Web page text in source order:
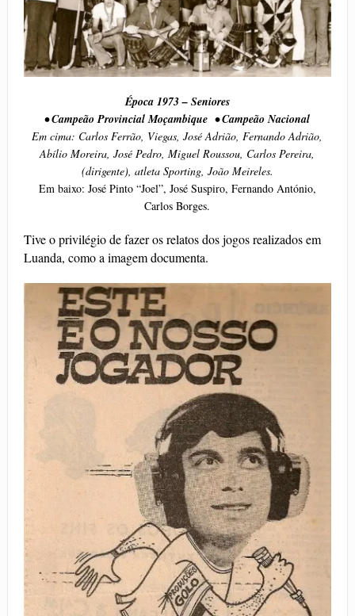
Época 1973 – Seniores
• Campeão Provincial Moçambique • Campeão Nacional
Em cima: Carlos Ferrão, Viegas, José Adrião, Fernando Adrião,
Abílio Moreira, José Pedro, Miguel Roussou, Carlos Pereira,
(dirigente), atleta Sporting, João Meireles.
Em baixo: José Pinto “Joel”, José Suspiro, Fernando António,
Carlos Borges.
Tive o privilégio de fazer os relatos dos jogos realizados em
Luanda, como a imagem documenta.